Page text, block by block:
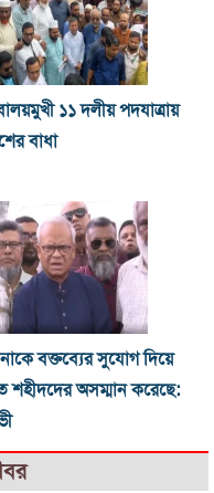
১১ দলীয় পদযাত্রায়
বাধা
বক্তব্যের সুযোগ দিয়ে
শহীদদের অসম্মান করেছে: